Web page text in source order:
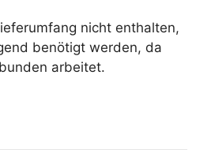
nicht enthalten,
benötigt werden, da
arbeitet.